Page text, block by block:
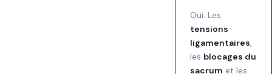
Oui. Les
tensions
ligamentaires
les blocages du
sacrum et les